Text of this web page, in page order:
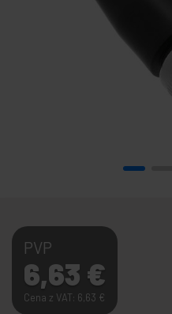
PVP
6,63 €
Cena z VAT: 6,63 €